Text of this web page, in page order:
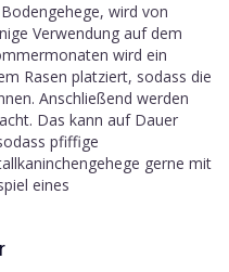
wird von
Verwendung auf dem
wird ein
Rasen platziert, sodass die
Anschließend werden
Das kann auf Dauer
pfiffige
gerne mit
eines